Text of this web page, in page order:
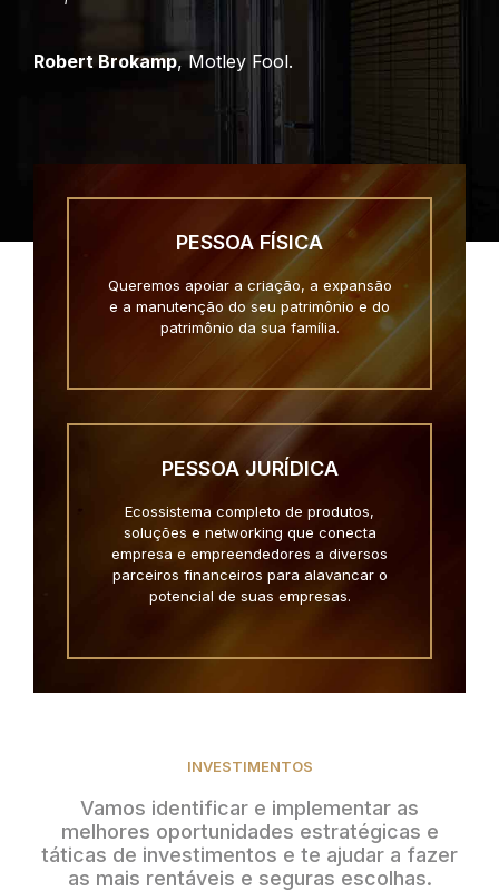
Robert Brokamp, Motley Fool.
PESSOA FÍSICA
Queremos apoiar a criação, a expansão
e a manutenção do seu patrimônio e do
patrimônio da sua família.
PESSOA JURÍDICA
Ecossistema completo de produtos,
soluções e networking que conecta
empresa e empreendedores a diversos
parceiros financeiros para alavancar o
potencial de suas empresas.
INVESTIMENTOS
Vamos identificar e implementar as
melhores oportunidades estratégicas e
táticas de investimentos e te ajudar a fazer
as mais rentáveis e seguras escolhas.